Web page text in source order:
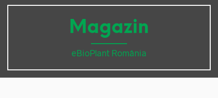
Magazin
eBioPlant România